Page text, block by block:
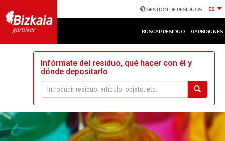
GESTIÓN DE RESIDUOS ES
BUSCAR RESIDUO GARBIGUNES
Infórmate del residuo, qué hacer con él y
dónde depositarlo